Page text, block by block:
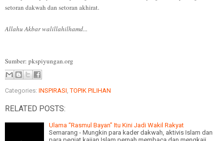
setoran dakwah dan setoran akhirat.
Allahu Akbar walillahilhamd...
Sumber: pkspiyungan.org
Categories: INSPIRASI ,TOPIK PILIHAN
RELATED POSTS:
Ulama “Rasmul Bayan” Itu Kini Jadi Wakil Rakyat
Semarang - Mungkin para kader dakwah, aktivis Islam dan
para pegiat kajian Islam pernah membaca dan mengkaji